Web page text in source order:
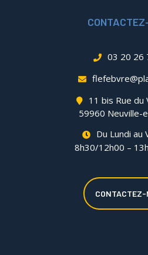
03 20 26
11 bis Rue
59960 Neuville-
Du Lundi au
8h30/12h00 –
CONTACTEZ-